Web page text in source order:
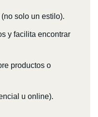
solo un estilo).
y facilita encontrar
productos o
u online).